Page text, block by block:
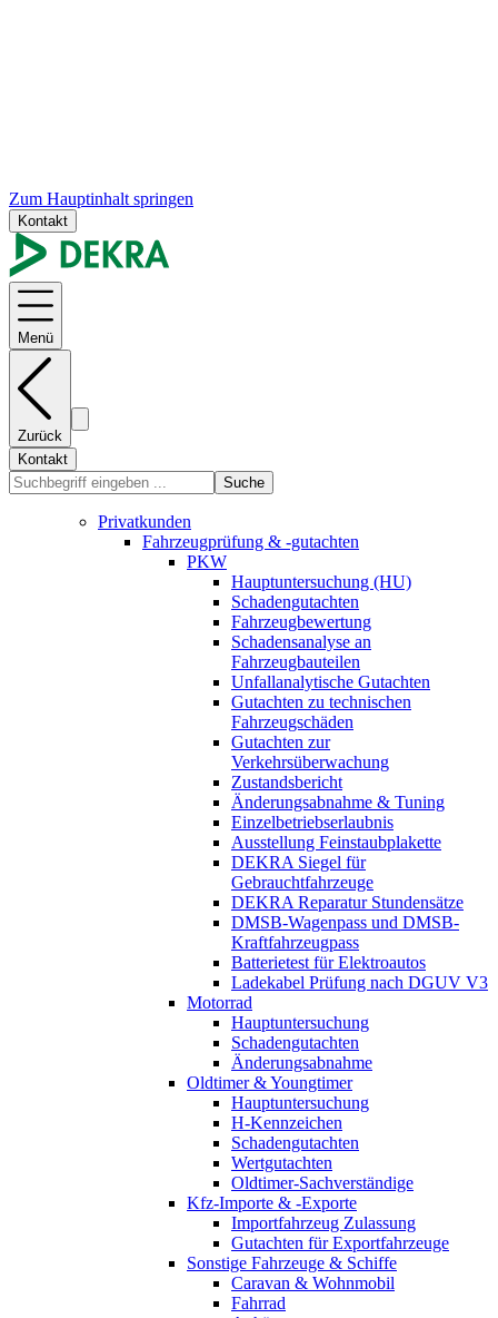
Zum Hauptinhalt springen
Kontakt
Menü
Zurück
Kontakt
Suche
Privatkunden
Fahrzeugprüfung & -gutachten
PKW
Hauptuntersuchung (HU)
Schadengutachten
Fahrzeugbewertung
Schadensanalyse an
Fahrzeugbauteilen
Unfallanalytische Gutachten
Gutachten zu technischen
Fahrzeugschäden
Gutachten zur
Verkehrsüberwachung
Zustandsbericht
Änderungsabnahme & Tuning
Einzelbetriebserlaubnis
Ausstellung Feinstaubplakette
DEKRA Siegel für
Gebrauchtfahrzeuge
DEKRA Reparatur Stundensätze
DMSB-Wagenpass und DMSB-
Kraftfahrzeugpass
Batterietest für Elektroautos
Ladekabel Prüfung nach DGUV V3
Motorrad
Hauptuntersuchung
Schadengutachten
Änderungsabnahme
Oldtimer & Youngtimer
Hauptuntersuchung
H-Kennzeichen
Schadengutachten
Wertgutachten
Oldtimer-Sachverständige
Kfz-Importe & -Exporte
Importfahrzeug Zulassung
Gutachten für Exportfahrzeuge
Sonstige Fahrzeuge & Schiffe
Caravan & Wohnmobil
Fahrrad